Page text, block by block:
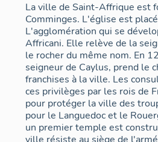
La ville de Saint-Affrique est
Comminges. L'église est
L'agglomération qui se
Affricani. Elle relève de la
le rocher du même nom. En
seigneur de Caylus, prend le
franchises à la ville. Les
ces privilèges par les rois de
pour protéger la ville des
pour le Languedoc et le
un premier temple est